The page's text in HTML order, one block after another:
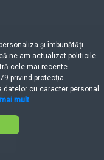
și îmbunătăți
ne-am actualizat politicile
cele mai recente
privind protecția
cu caracter personal
mult